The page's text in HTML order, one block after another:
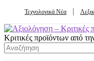
Τεχνολογικά Νέα
Κριτικές προϊόντων από